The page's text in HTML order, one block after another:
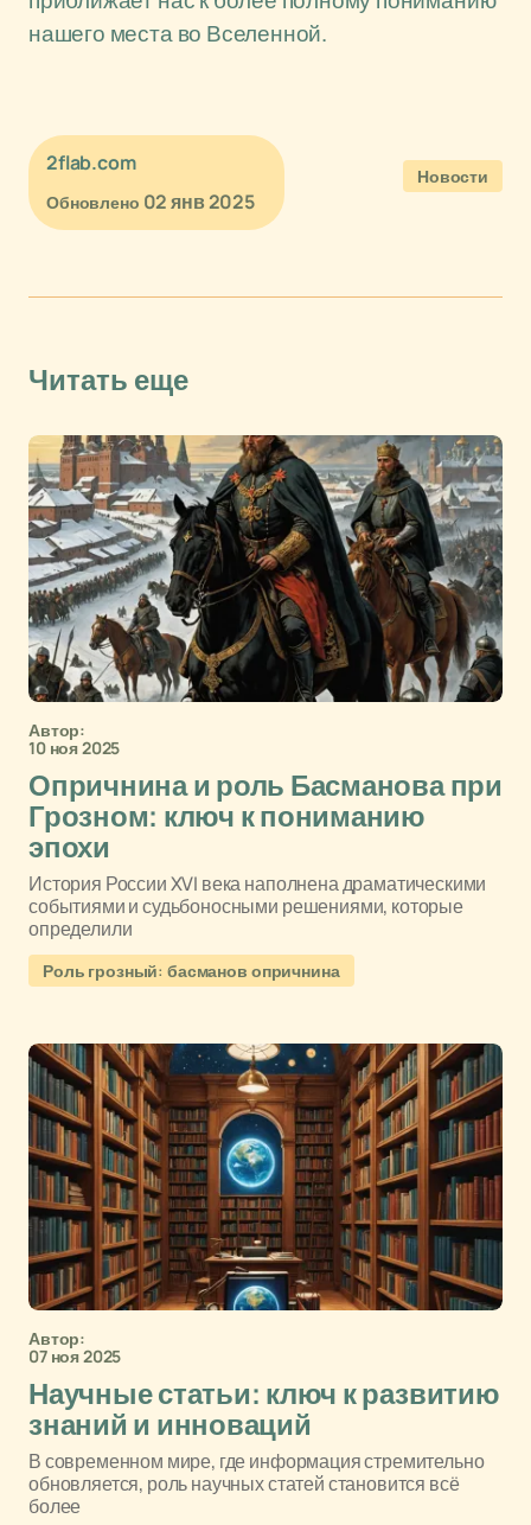
нашего места во Вселенной.
2flab.com
Обновлено 02 янв 2025
Новости
Читать еще
Автор:
10 ноя 2025
Опричнина и роль Басманова при
Грозном: ключ к пониманию
эпохи
История России XVI века наполнена драматическими
событиями и судьбоносными решениями, которые
определили
Роль грозный: басманов опричнина
Автор:
07 ноя 2025
Научные статьи: ключ к развитию
знаний и инноваций
В современном мире, где информация стремительно
обновляется, роль научных статей становится всё
более